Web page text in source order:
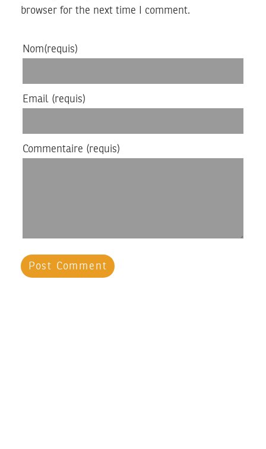
browser for the next time I comment.
Nom(requis)
Email (requis)
Commentaire (requis)